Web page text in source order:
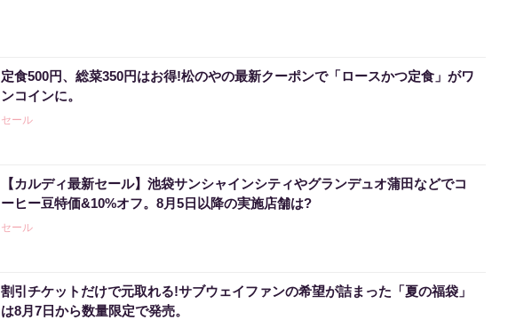
定食500円、総菜350円はお得!松のやの最新クーポンで「ロースかつ定食」がワ
ンコインに。
セール
【カルディ最新セール】池袋サンシャインシティやグランデュオ蒲田などでコ
ーヒー豆特価&10%オフ。8月5日以降の実施店舗は?
セール
割引チケットだけで元取れる!サブウェイファンの希望が詰まった「夏の福袋」
は8月7日から数量限定で発売。